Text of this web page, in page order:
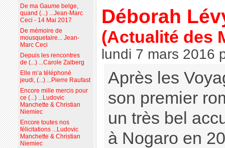
Déborah
(Actualité des
lundi 7 mars 2016
Après les
son premier
un très bel
à Nogaro en
De ma Gaume belge,
quand (...) ...Jean-Marc
Ceci - 14 Mai 2017
De mémoire de
mousquetaire... Jean-
Marc Ceci
Depuis les rencontres
de (...) ...Carole Zalberg
Elle m’a téléphoné
jeudi, (...) ...Pierre Raufast
Encore mille mercis pour
ce (...) ...Ludovic
Manchette & Christian
Niemiec
Encore toutes nos
félicitations ...Ludovic
Manchette & Christian
Niemiec